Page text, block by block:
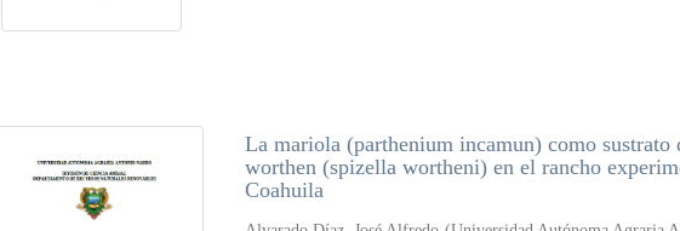
La mariola (parthenium incamun) como
worthen (spizella wortheni) en el rancho
Coahuila